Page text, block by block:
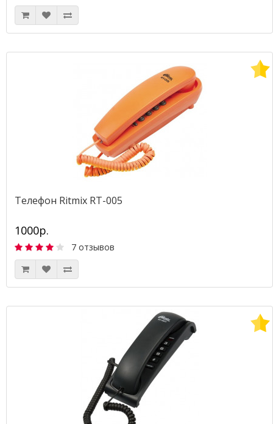
Телефон Ritmix RT-005
1000р.
7 отзывов